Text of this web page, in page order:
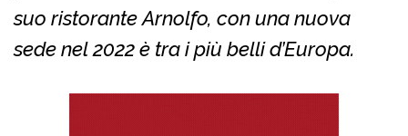
suo ristorante Arnolfo, con una nuova
sede nel 2022 è tra i più belli d’Europa.